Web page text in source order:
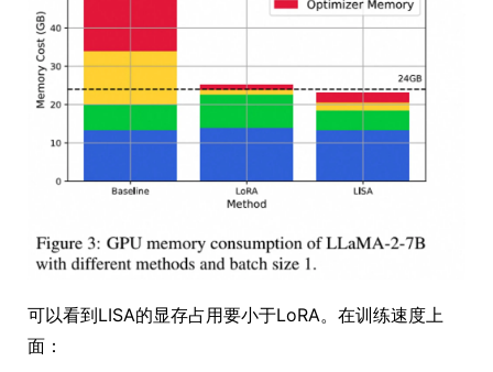
可以看到LISA的显存占用要小于LoRA。在训练速度上
面：